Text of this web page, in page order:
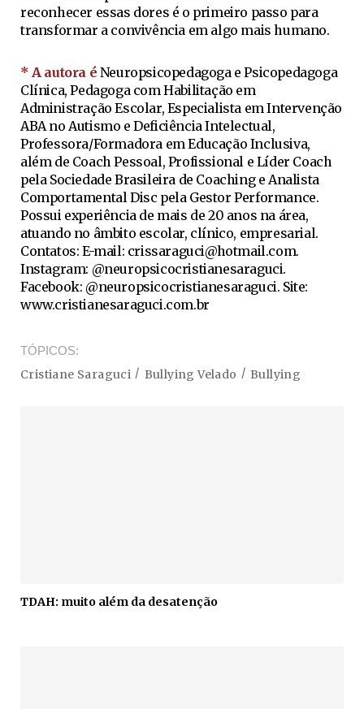
reconhecer essas dores é o primeiro passo para
transformar a convivência em algo mais humano.
* A autora é Neuropsicopedagoga e Psicopedagoga
Clínica, Pedagoga com Habilitação em
Administração Escolar, Especialista em Intervenção
ABA no Autismo e Deficiência Intelectual,
Professora/Formadora em Educação Inclusiva,
além de Coach Pessoal, Profissional e Líder Coach
pela Sociedade Brasileira de Coaching e Analista
Comportamental Disc pela Gestor Performance.
Possui experiência de mais de 20 anos na área,
atuando no âmbito escolar, clínico, empresarial.
Contatos: E-mail: crissaraguci@hotmail.com.
Instagram: @neuropsicocristianesaraguci.
Facebook: @neuropsicocristianesaraguci. Site:
www.cristianesaraguci.com.br
TÓPICOS
Cristiane Saraguci Bullying Velado Bullying
TDAH: muito além da desatenção